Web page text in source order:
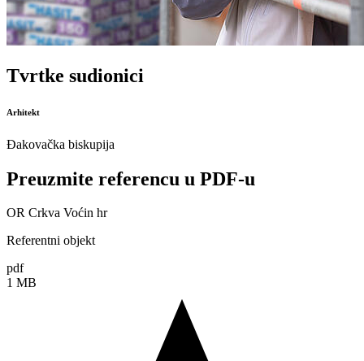
Tvrtke sudionici
Arhitekt
Đakovačka biskupija
Preuzmite referencu u PDF-u
OR Crkva Voćin hr
Referentni objekt
pdf
1 MB